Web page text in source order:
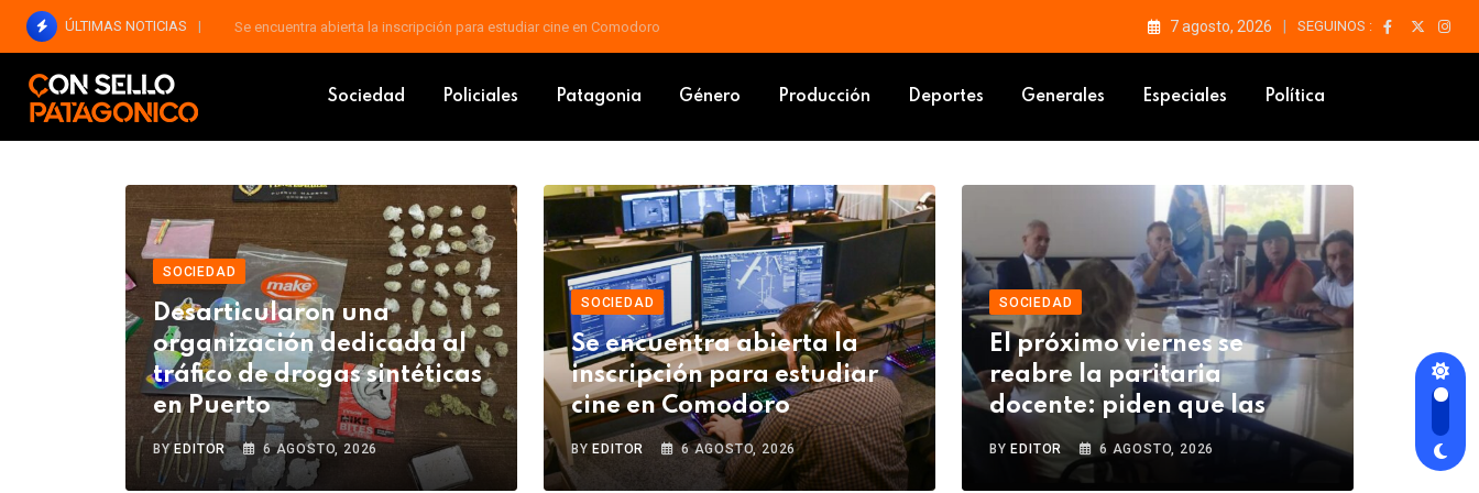
ÚLTIMAS NOTICIAS Se encuentra abierta la inscripción para estudiar cine en Comodoro 7 agosto, 2026 SEGUINOS :
Sociedad Policiales Patagonia Género Producción Deportes Generales Especiales Política
SOCIEDAD
Desarticularon una
organización dedicada al
tráfico de drogas sintéticas
en Puerto
BYEDITOR 6 AGOSTO, 2026
SOCIEDAD
Se encuentra abierta la
inscripción para estudiar
cine en Comodoro
BY EDITOR 6 AGOSTO, 2026
SOCIEDAD
El próximo viernes se
reabre la paritaria
docente: piden que las
BY EDITOR 6 AGOSTO, 2026